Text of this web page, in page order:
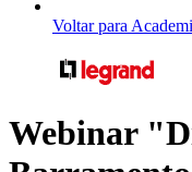
Voltar para
Webinar